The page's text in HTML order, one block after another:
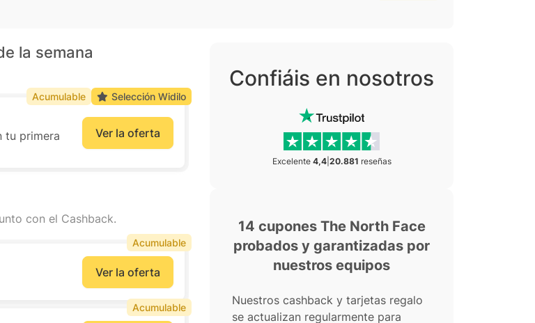
la semana
tu primera
Ver la oferta
Acumulable Selección Widilo
con el Cashback.
Ver la oferta
Acumulable
Acumulable
Confiáis en nosotros
Excelente 4,4| 20.881 reseñas
14 cupones The North Face
probados y garantizadas por
nuestros equipos
Nuestros cashback y tarjetas regalo
se actualizan regularmente para